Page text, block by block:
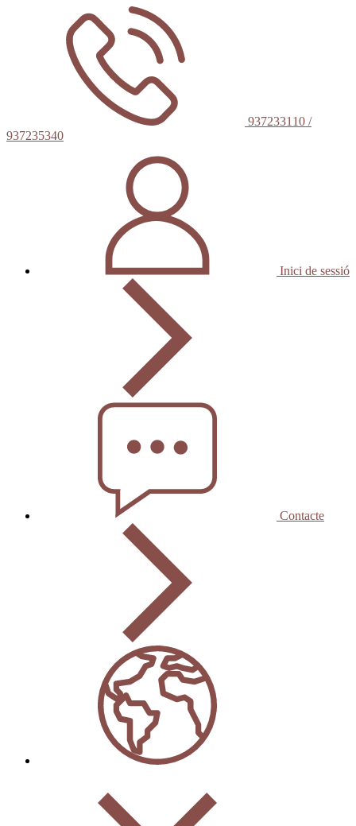
937233110 /
937235340
Inici de sessió
Contacte